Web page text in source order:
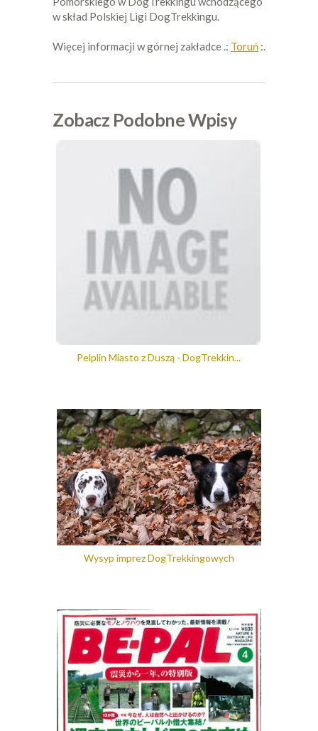
w skład Polskiej Ligi DogTrekkingu.
Więcej informacji w górnej zakładce .: Toruń :.
Zobacz Podobne Wpisy
Pelplin Miasto z Duszą - DogTrekkin...
Wysyp imprez DogTrekkingowych